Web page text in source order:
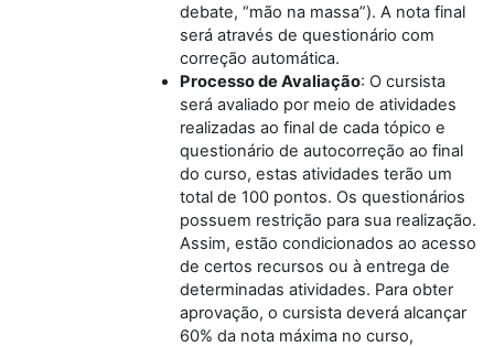
debate, “mão na massa”). A nota final
será através de questionário com
correção automática.
Processo de Avaliação: O cursista
será avaliado por meio de atividades
realizadas ao final de cada tópico e
questionário de autocorreção ao final
do curso, estas atividades terão um
total de 100 pontos. Os questionários
possuem restrição para sua realização.
Assim, estão condicionados ao acesso
de certos recursos ou à entrega de
determinadas atividades. Para obter
aprovação, o cursista deverá alcançar
60% da nota máxima no curso,